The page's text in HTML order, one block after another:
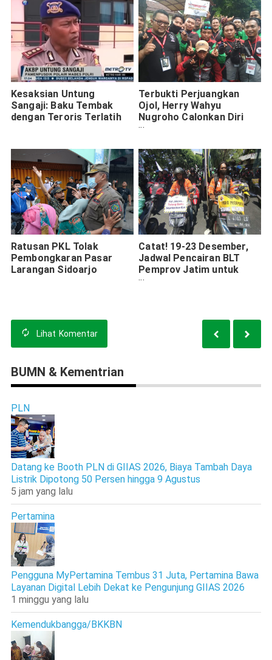
Kesaksian Untung
Sangaji: Baku Tembak
dengan Teroris Terlatih
Terbukti Perjuangkan
Ojol, Herry Wahyu
Nugroho Calonkan Diri
Jadi Ketua LPMK
Ratusan PKL Tolak
Pembongkaran Pasar
Larangan Sidoarjo
Catat! 19-23 Desember,
Jadwal Pencairan BLT
Pemprov Jatim untuk
Driver Online Ber-KTP
Lihat Komentar
BUMN & Kementrian
PLN
Datang ke Booth PLN di GIIAS 2026, Biaya Tambah Daya
Listrik Dipotong 50 Persen hingga 9 Agustus
5 jam yang lalu
Pertamina
Pengguna MyPertamina Tembus 31 Juta, Pertamina Bawa
Layanan Digital Lebih Dekat ke Pengunjung GIIAS 2026
1 minggu yang lalu
Kemendukbangga/BKKBN